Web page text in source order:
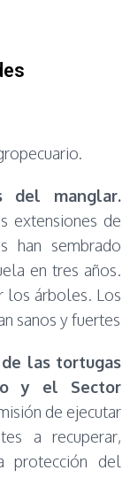
del manglar.
extensiones de
han sembrado
en tres años.
los árboles. Los
sanos y fuertes
de las tortugas
y el Sector
de ejecutar
a recuperar,
protección del